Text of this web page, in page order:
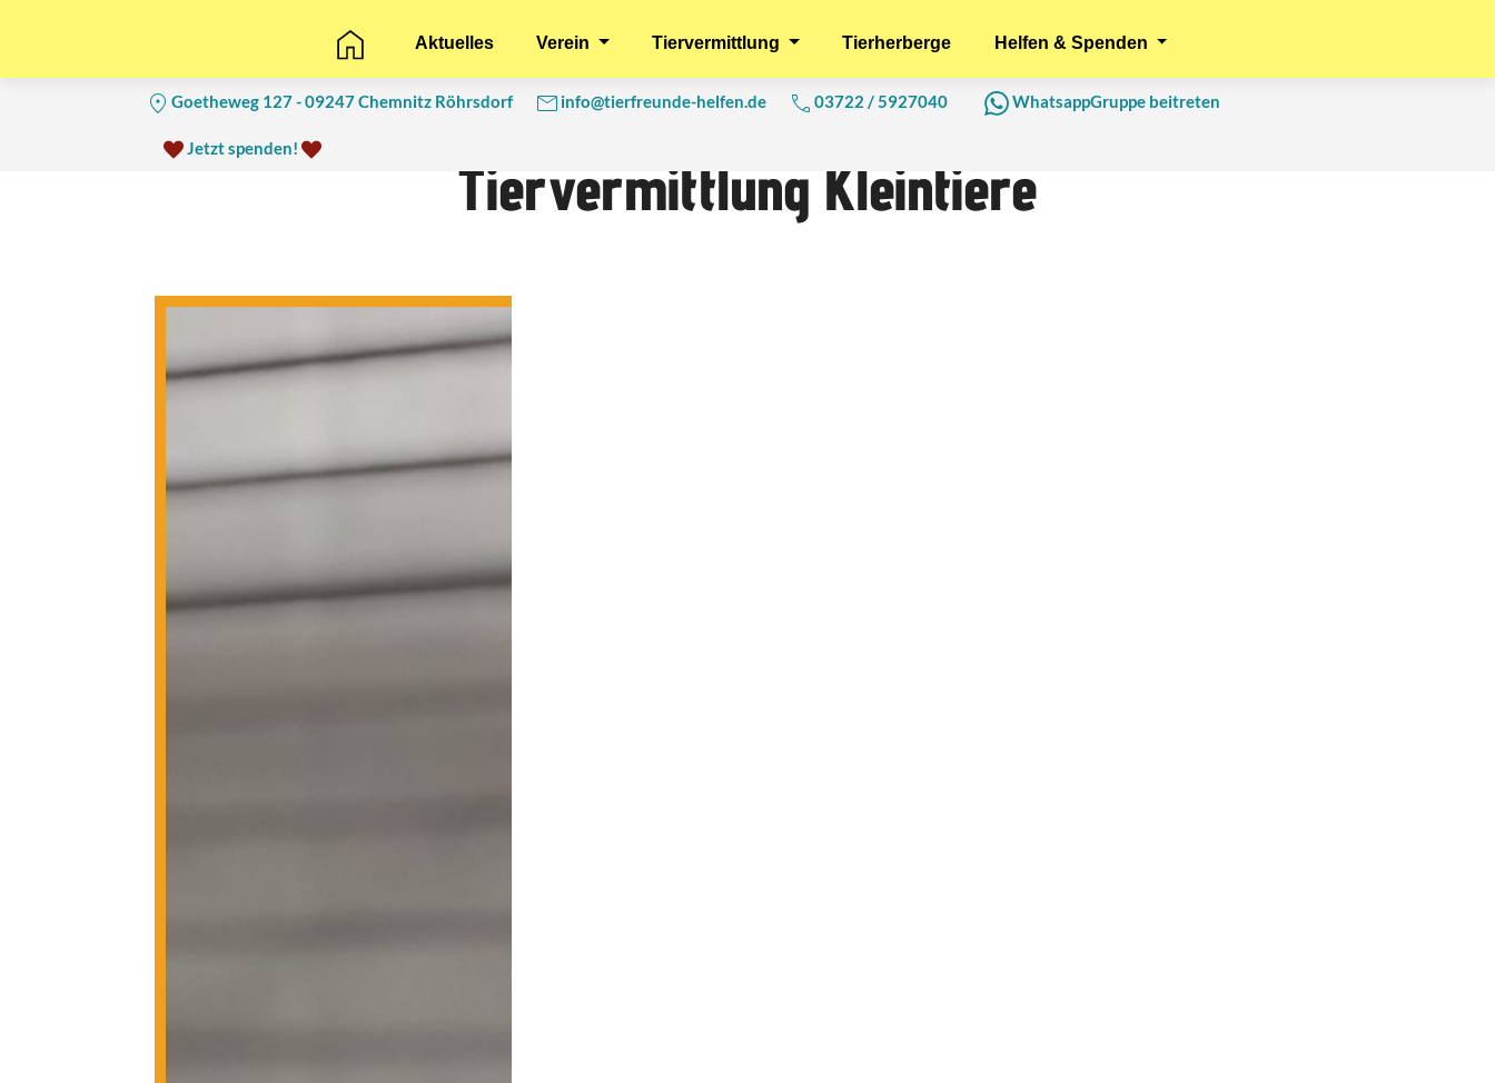
Aktuelles Verein Tiervermittlung Tierherberge Helfen & Spenden
Goetheweg 127 - 09247 Chemnitz Röhrsdorf info@tierfreunde-helfen.de 03722 / 5927040 WhatsappGruppe beitreten
Jetzt spenden!
Tiervermittlung Kleintiere